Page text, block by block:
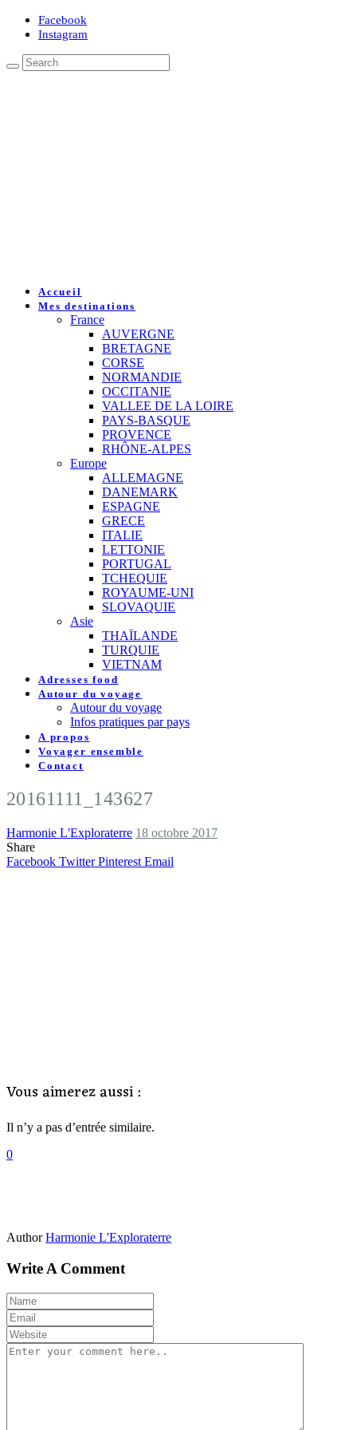
Facebook
Instagram
Accueil
Mes destinations
France
AUVERGNE
BRETAGNE
CORSE
NORMANDIE
OCCITANIE
VALLEE DE LA LOIRE
PAYS-BASQUE
PROVENCE
RHÔNE-ALPES
Europe
ALLEMAGNE
DANEMARK
ESPAGNE
GRECE
ITALIE
LETTONIE
PORTUGAL
TCHEQUIE
ROYAUME-UNI
SLOVAQUIE
Asie
THAÏLANDE
TURQUIE
VIETNAM
Adresses food
Autour du voyage
Autour du voyage
Infos pratiques par pays
A propos
Voyager ensemble
Contact
20161111_143627
Harmonie L'Exploraterre 18 octobre 2017
Share
Facebook Twitter Pinterest Email
Vous aimerez aussi :
Il n’y a pas d’entrée similaire.
0
Author Harmonie L'Exploraterre
Write A Comment